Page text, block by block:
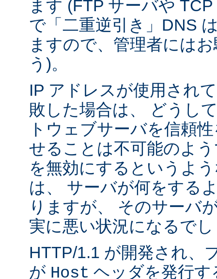
ます (FTP サーバや
で「二重逆引き」DNS
ますので、管理者には
う)。
IP アドレスが使用され
敗した場合は、 どうし
トウェブサーバを信頼
せることは不可能のよ
を無効にするというよ
は、 サーバが何をする
りますが、 そのサーバ
実に悪い状況になるで
HTTP/1.1 が開発され、
が Host ヘッダを発行